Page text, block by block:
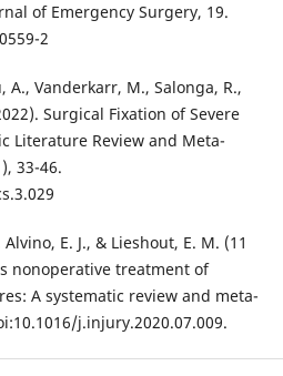
of Emergency Surgery, 19.
2
A., Vanderkarr, M., Salonga, R.,
Surgical Fixation of Severe
Literature Review and Meta-
33-46.
E. J., & Lieshout, E. M. (11
nonoperative treatment of
A systematic review and meta-
j.injury.2020.07.009.